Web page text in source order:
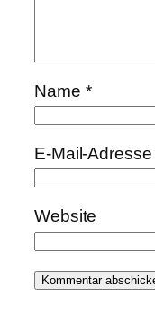
Name *
E-Mail-Adresse
Website